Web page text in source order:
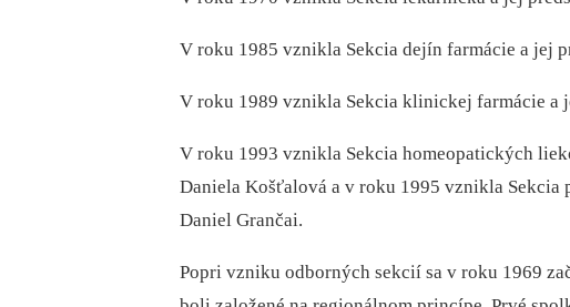
V roku 1985 vznikla Sekcia dejín farmácie a jej
V roku 1989 vznikla Sekcia klinickej farmácie a
V roku 1993 vznikla Sekcia homeopatických
Daniela Košťalová a v roku 1995 vznikla Sekcia
Daniel Grančai.
Popri vzniku odborných sekcií sa v roku 1969